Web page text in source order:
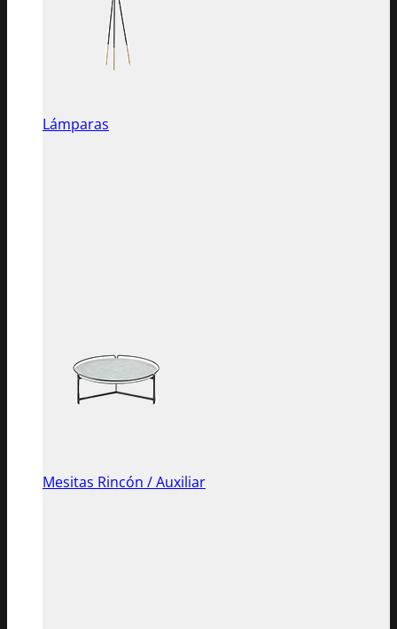
Lámparas
Mesitas Rincón / Auxiliar